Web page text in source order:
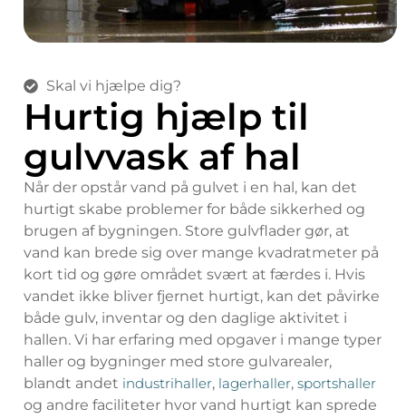
Skal vi hjælpe dig?
Hurtig hjælp til
gulvvask af hal
Når der opstår vand på gulvet i en hal, kan det
hurtigt skabe problemer for både sikkerhed og
brugen af bygningen. Store gulvflader gør, at
vand kan brede sig over mange kvadratmeter på
kort tid og gøre området svært at færdes i. Hvis
vandet ikke bliver fjernet hurtigt, kan det påvirke
både gulv, inventar og den daglige aktivitet i
hallen. Vi har erfaring med opgaver i mange typer
haller og bygninger med store gulvarealer,
blandt andet industrihaller, lagerhaller, sportshaller
og andre faciliteter hvor vand hurtigt kan sprede